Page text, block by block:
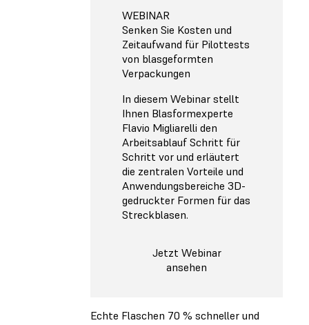
WEBINAR
Senken Sie Kosten und
Zeitaufwand für Pilottests
von blasgeformten
Verpackungen
In diesem Webinar stellt
Ihnen Blasformexperte
Flavio Migliarelli den
Arbeitsablauf Schritt für
Schritt vor und erläutert
die zentralen Vorteile und
Anwendungsbereiche 3D-
gedruckter Formen für das
Streckblasen.
Jetzt Webinar
ansehen
Echte Flaschen 70 % schneller und